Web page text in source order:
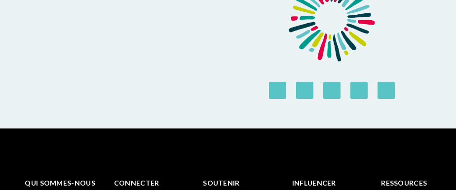
QUI SOMMES-NOUS CONNECTER SOUTENIR INFLUENCER RESSOURCES